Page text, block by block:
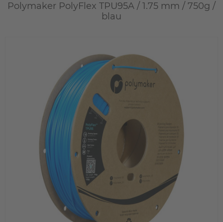
Polymaker PolyFlex TPU95A / 1.75 mm / 750g /
blau